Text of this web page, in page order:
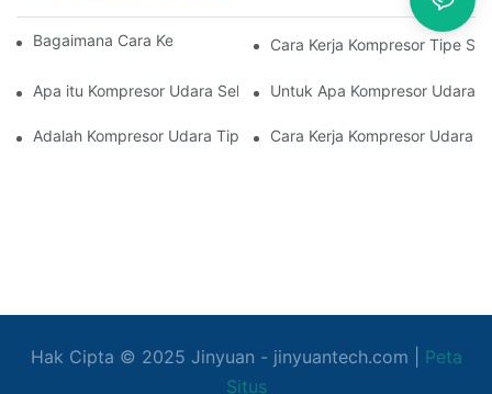
Bagaimana Cara Kerja Kompresor SekrupCara Kerja Kompresor Tipe
Apa itu Kompresor Udara Sekrup PutarUntuk Apa Kompresor Udara
Adalah Kompresor Udara Tipe Sekrup Yang Tenang
Cara Kerja Kompresor Udara
Hak Cipta © 2025 Jinyuan - jinyuantech.com | Peta
Situs